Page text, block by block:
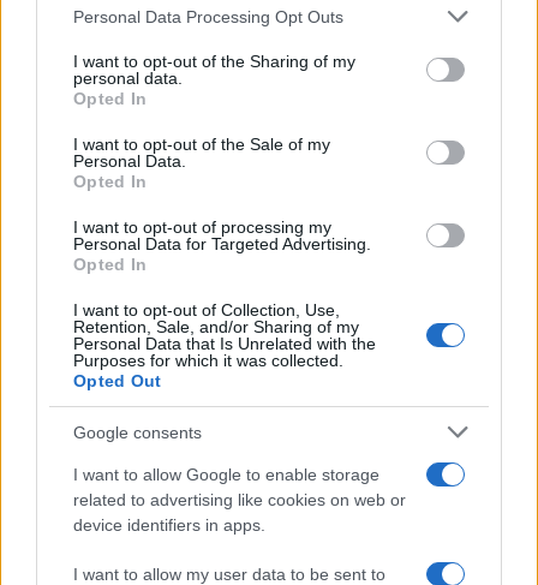
Please note that this website/app uses one or more Google
not limited to your visit or usage behaviour. You may click to
grant or deny consent to Google and its third-party tags to
use your data for below specified purposes in below Google
consent section.
Personal Data Processing Opt Outs
I want to opt-out of the Sharing of my
personal data.
Opted In
I want to opt-out of the Sale of my
Personal Data.
Opted In
I want to opt-out of processing my
Personal Data for Targeted Advertising.
Opted In
I want to opt-out of Collection, Use,
Retention, Sale, and/or Sharing of my
Personal Data that Is Unrelated with the
Purposes for which it was collected.
Opted Out
Google consents
I want to allow Google to enable storage
related to advertising like cookies on web or
device identifiers in apps.
I want to allow my user data to be sent to
center di Tegge
Esce di strada con l’auto ad Arzachena: ferito il
del fuoco
Meteo Olbia 6 agosto, migliora il tempo in
Gallura
Incidente Olbia, poliziotto in vacanza salva 6
persone: due bimbi tra i feriti
Red Valley Festival, musica no-stop a Olbia fino
alle 5